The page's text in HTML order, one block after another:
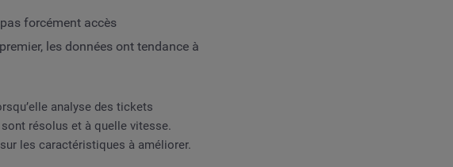
forcément accès
les données ont tendance à
analyse des tickets
résolus et à quelle vitesse.
les caractéristiques à améliorer.